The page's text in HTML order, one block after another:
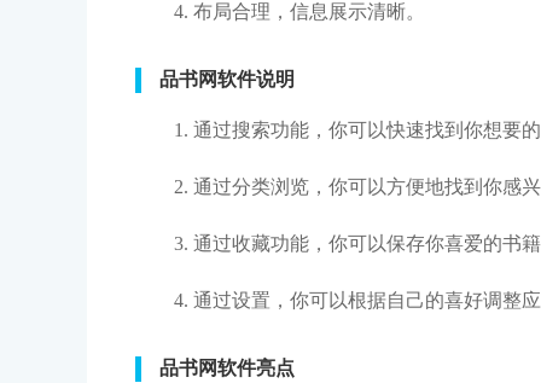
4. 布局合理，信息展示清晰。
品书网软件说明
1. 通过搜索功能，你可以快速找到你想要
2. 通过分类浏览，你可以方便地找到你感
3. 通过收藏功能，你可以保存你喜爱的书
4. 通过设置，你可以根据自己的喜好调整
品书网软件亮点